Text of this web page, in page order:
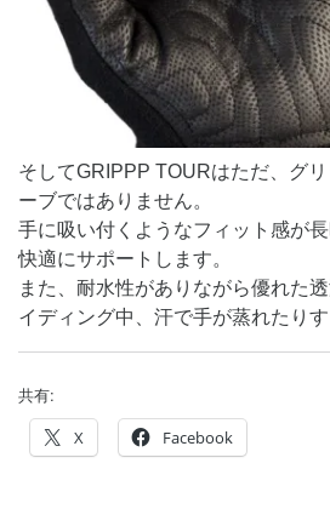
そしてGRIPPP TOURはただ、グ
ーブではありません。
手に吸い付くようなフィット感が
快適にサポートします。
また、耐水性がありながら優れた
イディング中、汗で手が蒸れたり
共有:
X Facebook